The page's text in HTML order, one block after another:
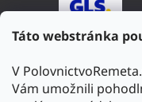
Táto webstránka
V
Vám umožnili